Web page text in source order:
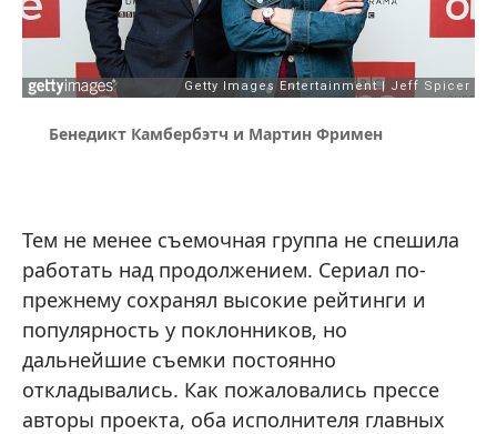
Бенедикт Камбербэтч и Мартин Фримен
Тем не менее съемочная группа не спешила
работать над продолжением. Сериал по-
прежнему сохранял высокие рейтинги и
популярность у поклонников, но
дальнейшие съемки постоянно
откладывались. Как пожаловались прессе
авторы проекта, оба исполнителя главных